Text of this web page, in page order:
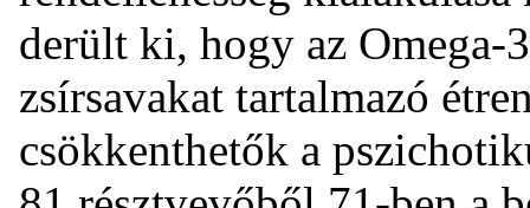
derült ki, hogy az Omega-
zsírsavakat tartalmazó
csökkenthetők a